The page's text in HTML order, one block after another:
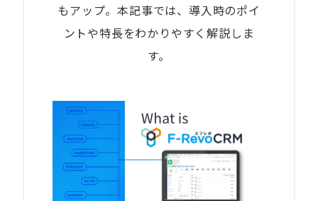
もアップ。本記事では、導入時のポイ
ントや特長をわかりやすく解説しま
す。